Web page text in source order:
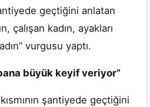
geçtiğini anlatan
çalışan kadın, ayakları
vurgusu yaptı.
büyük keyif veriyor”
şantiyede geçtiğini